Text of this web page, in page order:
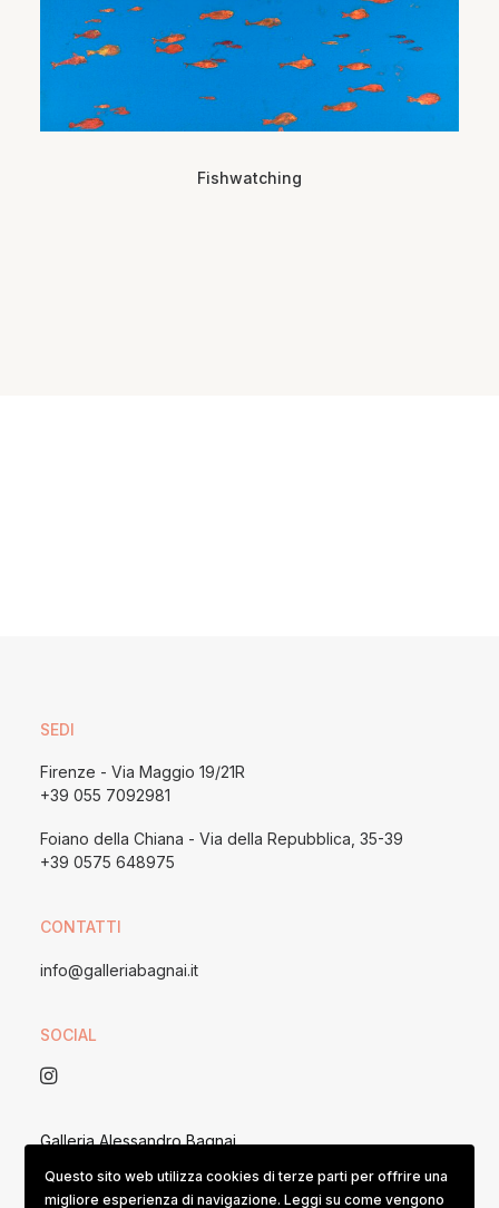
Fishwatching
SEDI
Firenze - Via Maggio 19/21R
+39 055 7092981
Foiano della Chiana - Via della Repubblica, 35-39
+39 0575 648975
CONTATTI
info@galleriabagnai.it
SOCIAL
Galleria Alessandro Bagnai
Questo sito web utilizza cookies di terze parti per offrire una
migliore esperienza di navigazione. Leggi su come vengono